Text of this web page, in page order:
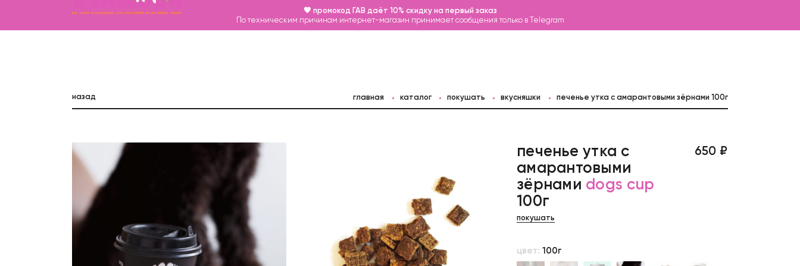
💖 промокод ГАВ даёт 10% скидку на первый заказ
По техническим причинам интернет-магазин принимает сообщения только в Telegram
назад главная каталог покушать вкусняшки печенье утка с амарантовыми зёрнами 100г
печенье утка с
амарантовыми
зёрнами dogs cup
100г
покушать
650 ₽
цвет: 100г